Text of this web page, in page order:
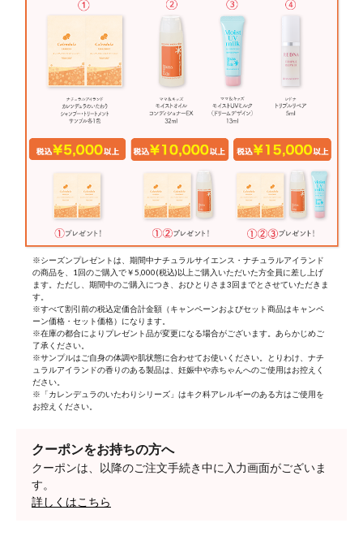
※シーズンプレゼントは、期間中ナチュラルサイエンス・ナチュラルアイランド
の商品を、1回のご購入で￥5,000(税込)以上ご購入いただいた方全員に差し上げ
ます。ただし、期間中のご購入につき、おひとりさま3回までとさせていただきま
す。
※すべて割引前の税込定価合計金額（キャンペーンおよびセット商品はキャンペ
ーン価格・セット価格）になります。
※在庫の都合によりプレゼント品が変更になる場合がございます。あらかじめご
了承ください。
※サンプルはご自身の体調や肌状態に合わせてお使いください。とりわけ、ナチ
ュラルアイランドの香りのある製品は、妊娠中や赤ちゃんへのご使用はお控えく
ださい。
※「カレンデュラのいたわりシリーズ」はキク科アレルギーのある方はご使用を
お控えください。
クーポンをお持ちの方へ
クーポンは、以降のご注文手続き中に入力画面がございま
す。
詳しくはこちら